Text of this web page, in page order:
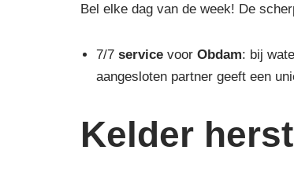
Bel elke dag van de week! De
7/7 service voor Obdam: bij
aangesloten partner geeft een
Kelder